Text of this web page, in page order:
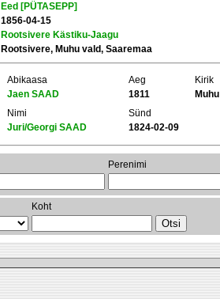
Eed [PÜTASEPP]
1856-04-15
Rootsivere Kästiku-Jaagu
Rootsivere, Muhu vald, Saaremaa
Abikaasa Aeg
Kirik
Jaen SAAD
1811
Muhu
Nimi
Sünd
Juri/Georgi SAAD
1824-02-09
Perenimi
Koht